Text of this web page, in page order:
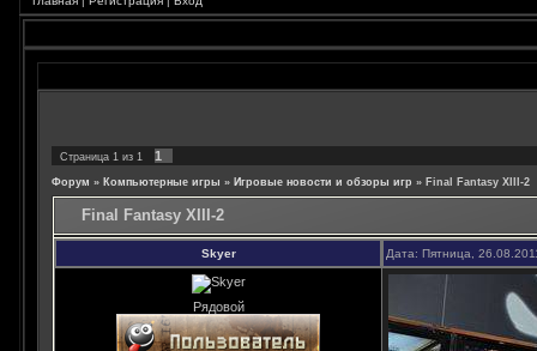
Страница 1 из 1 1
Форум » Компьютерные игры » Игровые новости и обзоры игр » Final Fantasy XIII-2
Final Fantasy XIII-2
Skyer Дата: Пятница,
Рядовой